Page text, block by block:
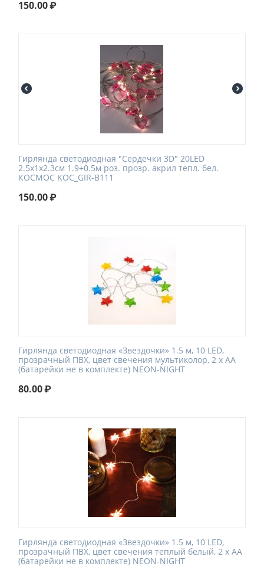
150.00₽
Гирлянда светодиодная "Сердечки 3D" 20LED
2.5х1х2.3см 1.9+0.5м роз. прозр. акрил тепл. бел.
КОСМОС KOC_GIR-B111
150.00₽
Гирлянда светодиодная «Звездочки» 1.5 м, 10 LED,
прозрачный ПВХ, цвет свечения мультиколор, 2 х АА
(батарейки не в комплекте) NEON-NIGHT
80.00₽
Гирлянда светодиодная «Звездочки» 1.5 м, 10 LED,
прозрачный ПВХ, цвет свечения теплый белый, 2 х АА
(батарейки не в комплекте) NEON-NIGHT